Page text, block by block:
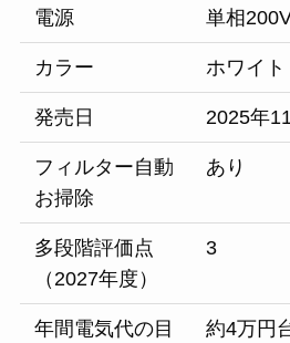
電源 単相
カラー ホワイト
発売日 2025年
フィルター自動
お掃除
あり
多段階評価点
（2027年度）
3
年間電気代の目
約4万円